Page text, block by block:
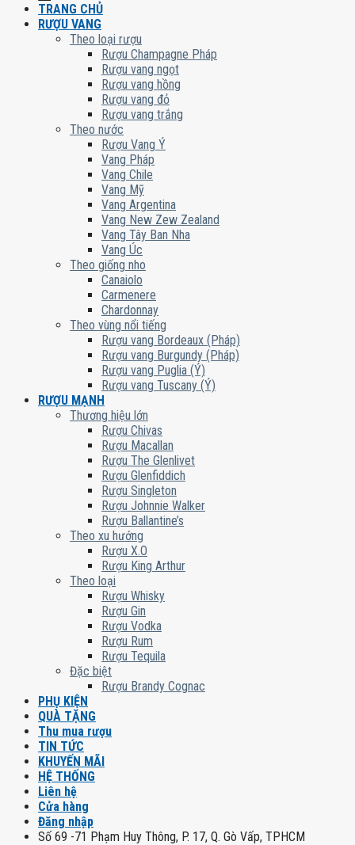
TRANG CHỦ
RƯỢU VANG
Theo loại rượu
Rượu Champagne Pháp
Rượu vang ngọt
Rượu vang hồng
Rượu vang đỏ
Rượu vang trắng
Theo nước
Rượu Vang Ý
Vang Pháp
Vang Chile
Vang Mỹ
Vang Argentina
Vang New Zew Zealand
Vang Tây Ban Nha
Vang Úc
Theo giống nho
Canaiolo
Carmenere
Chardonnay
Theo vùng nổi tiếng
Rượu vang Bordeaux (Pháp)
Rượu vang Burgundy (Pháp)
Rượu vang Puglia (Ý)
Rượu vang Tuscany (Ý)
RƯỢU MẠNH
Thương hiệu lớn
Rượu Chivas
Rượu Macallan
Rượu The Glenlivet
Rượu Glenfiddich
Rượu Singleton
Rượu Johnnie Walker
Rượu Ballantine’s
Theo xu hướng
Rượu X.O
Rượu King Arthur
Theo loại
Rượu Whisky
Rượu Gin
Rượu Vodka
Rượu Rum
Rượu Tequila
Đặc biệt
Rượu Brandy Cognac
PHỤ KIỆN
QUÀ TẶNG
Thu mua rượu
TIN TỨC
KHUYẾN MÃI
HỆ THỐNG
Liên hệ
Cửa hàng
Đăng nhập
Số 69 -71 Phạm Huy Thông, P. 17, Q. Gò Vấp, TPHCM